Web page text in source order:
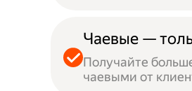
Чаевые —
Получайте
чаевыми от